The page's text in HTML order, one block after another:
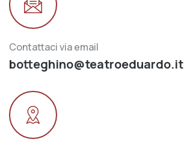
Contattaci via email
botteghino@teatroeduardo.it